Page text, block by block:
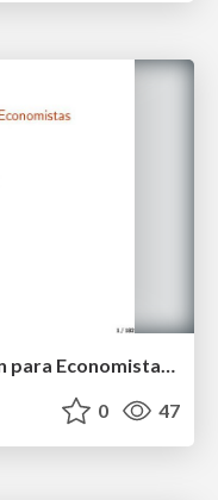
Sesion 1 : Introducción a python para Economistas (EPC - 2020)
0 47